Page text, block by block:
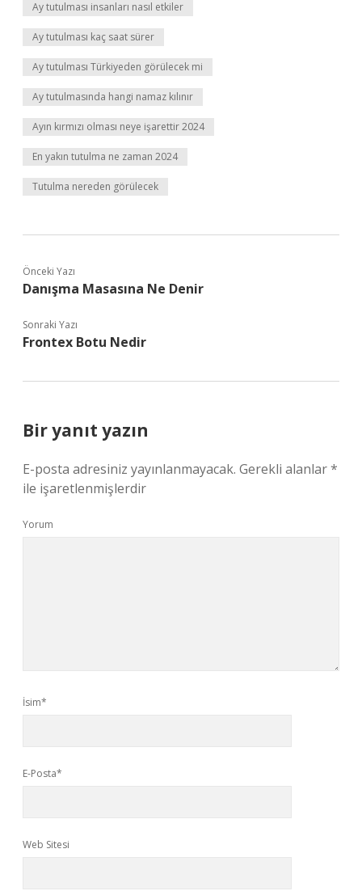
Ay tutulması insanları nasıl etkiler
Ay tutulması kaç saat sürer
Ay tutulması Türkiyeden görülecek mi
Ay tutulmasında hangi namaz kılınır
Ayın kırmızı olması neye işarettir 2024
En yakın tutulma ne zaman 2024
Tutulma nereden görülecek
Önceki Yazı
Danışma Masasına Ne Denir
Sonraki Yazı
Frontex Botu Nedir
Bir yanıt yazın
E-posta adresiniz yayınlanmayacak. Gerekli alanlar*
ile işaretlenmişlerdir
Yorum
İsim*
E-Posta*
Web Sitesi